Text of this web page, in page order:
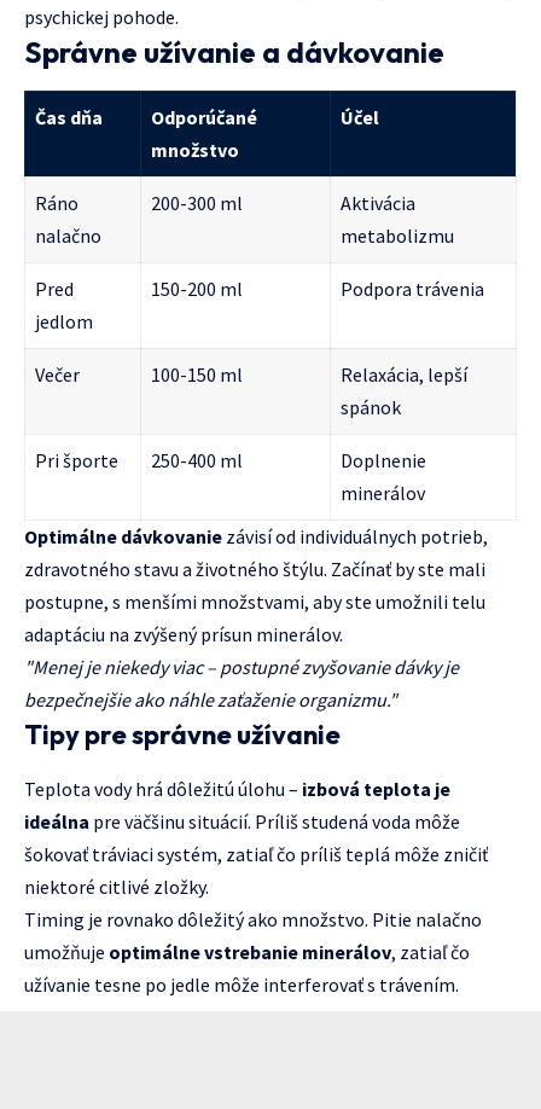
psychickej pohode.
Správne užívanie a dávkovanie
Čas dňa
Odporúčané
množstvo
Účel
Ráno
nalačno
200-300 ml
Aktivácia
metabolizmu
Pred
jedlom
150-200 ml Podpora trávenia
Večer 100-150 ml
Relaxácia, lepší
spánok
Pri športe 250-400 ml
Doplnenie
minerálov
Optimálne dávkovanie závisí od individuálnych potrieb,
zdravotného stavu a životného štýlu. Začínať by ste mali
postupne, s menšími množstvami, aby ste umožnili telu
adaptáciu na zvýšený prísun minerálov.
"Menej je niekedy viac – postupné zvyšovanie dávky je
bezpečnejšie ako náhle zaťaženie organizmu."
Tipy pre správne užívanie
Teplota vody hrá dôležitú úlohu – izbová teplota je
ideálna pre väčšinu situácií. Príliš studená voda môže
šokovať tráviaci systém, zatiaľ čo príliš teplá môže zničiť
niektoré citlivé zložky.
Timing je rovnako dôležitý ako množstvo. Pitie nalačno
umožňuje optimálne vstrebanie minerálov, zatiaľ čo
užívanie tesne po jedle môže interferovať s trávením.